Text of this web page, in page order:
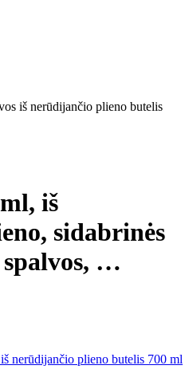
iš
sidabrinės
, …
nerūdijančio plieno butelis 700 ml